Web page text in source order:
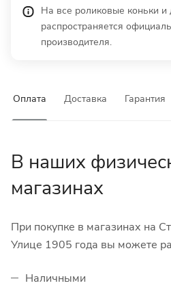
На все роликовые коньки и
распространяется
производителя.
Оплата Доставка Гарантия
В наших
магазинах
При покупке в магазинах на
Улице 1905 года вы можете
Наличными